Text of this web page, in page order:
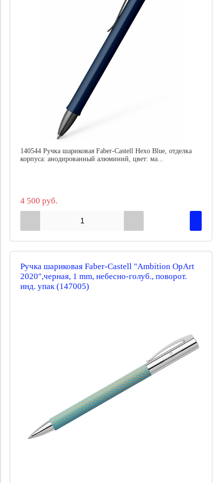
140544 Ручка шариковая Faber-Castell Hexo Blue, отделка
корпуса: анодированный алюминий, цвет: ма...
4 500 руб.
Ручка шариковая Faber-Castell "Ambition OpArt
2020",черная, 1 mm, небесно-голуб., поворот.
инд. упак (147005)